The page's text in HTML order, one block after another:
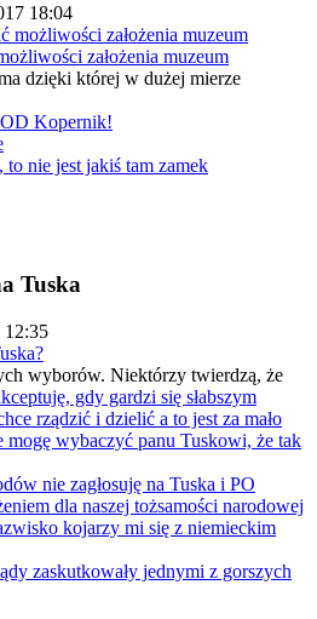
18:04
założenia muzeum
dzięki której w dużej mierze
Kopernik!
to nie jest jakiś tam zamek
Tuska
12:35
wyborów. Niektórzy twierdzą, że
gdy gardzi się słabszym
rządzić i dzielić a to jest za mało
mogę wybaczyć panu Tuskowi, że tak
nie zagłosuję na Tuska i PO
dla naszej tożsamości narodowej
kojarzy mi się z niemieckim
zaskutkowały jednymi z gorszych